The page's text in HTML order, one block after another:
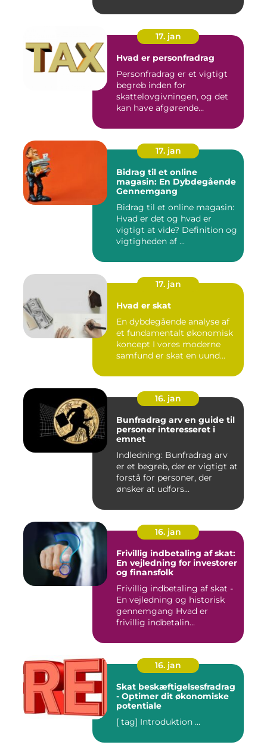
17. jan
Hvad er personfradrag
Personfradrag er et vigtigt
begreb inden for
skattelovgivningen, og det
kan have afgørende
17. jan
Bidrag til et online
magasin: En Dybdegående
Gennemgang
Bidrag til et online magasin:
Hvad er det og hvad er
vigtigt at vide? Definition og
vigtigheden af ...
17. jan
Hvad er skat
En dybdegående analyse af
et fundamentalt økonomisk
koncept I vores moderne
samfund er skat en uund...
16. jan
Bunfradrag arv en guide til
personer interesseret i
emnet
Indledning: Bunfradrag arv
er et begreb, der er vigtigt at
forstå for personer, der
ønsker at udfors...
16. jan
Frivillig indbetaling af skat:
En vejledning for investorer
og finansfolk
Frivillig indbetaling af skat -
En vejledning og historisk
gennemgang Hvad er
frivillig indbetalin...
16. jan
Skat beskæftigelsesfradrag
- Optimer dit økonomiske
potentiale
[ tag] Introduktion ...